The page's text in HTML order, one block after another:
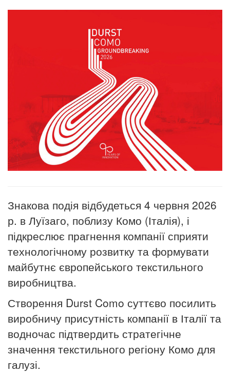
Знакова подія відбудеться 4 червня 2026
р. в Луїзаго, поблизу Комо (Італія), і
підкреслює прагнення компанії сприяти
технологічному розвитку та формувати
майбутнє європейського текстильного
виробництва.
Створення Durst Como суттєво посилить
виробничу присутність компанії в Італії та
водночас підтвердить стратегічне
значення текстильного регіону Комо для
галузі.